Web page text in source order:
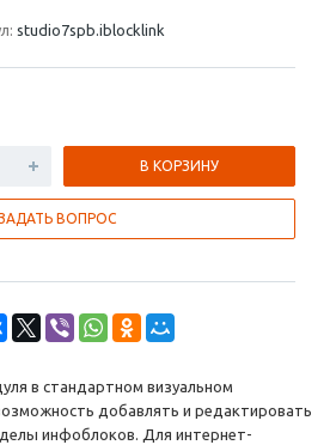
studio7spb.iblocklink
В КОРЗИНУ
ВОПРОС
в стандартном визуальном
добавлять и редактировать
инфоблоков. Для интернет-